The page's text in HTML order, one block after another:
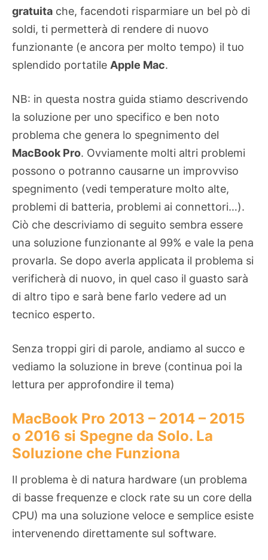
gratuita che, facendoti risparmiare un bel pò di
soldi, ti permetterà di rendere di nuovo
funzionante (e ancora per molto tempo) il tuo
splendido portatile Apple Mac.
NB: in questa nostra guida stiamo descrivendo
la soluzione per uno specifico e ben noto
problema che genera lo spegnimento del
MacBook Pro. Ovviamente molti altri problemi
possono o potranno causarne un improvviso
spegnimento (vedi temperature molto alte,
problemi di batteria, problemi ai connettori…).
Ciò che descriviamo di seguito sembra essere
una soluzione funzionante al 99% e vale la pena
provarla. Se dopo averla applicata il problema si
verificherà di nuovo, in quel caso il guasto sarà
di altro tipo e sarà bene farlo vedere ad un
tecnico esperto.
Senza troppi giri di parole, andiamo al succo e
vediamo la soluzione in breve (continua poi la
lettura per approfondire il tema)
MacBook Pro 2013 – 2014 – 2015
o 2016 si Spegne da Solo. La
Soluzione che Funziona
Il problema è di natura hardware (un problema
di basse frequenze e clock rate su un core della
CPU) ma una soluzione veloce e semplice esiste
intervenendo direttamente sul software.